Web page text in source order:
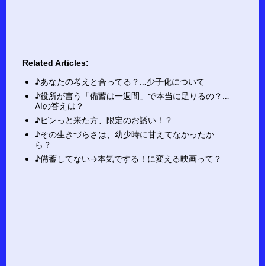
Related Articles:
♪あなたの考えと合ってる？…少子化について
♪役所が言う「備蓄は一週間」で本当に足りるの？…
AIの答えは？
♪ピンっと来た方、限定のお誘い！？
♪その生きづらさは、幼少時に甘えてなかったか
ら？
♪備蓄してない→本気でする！に変える映画って？